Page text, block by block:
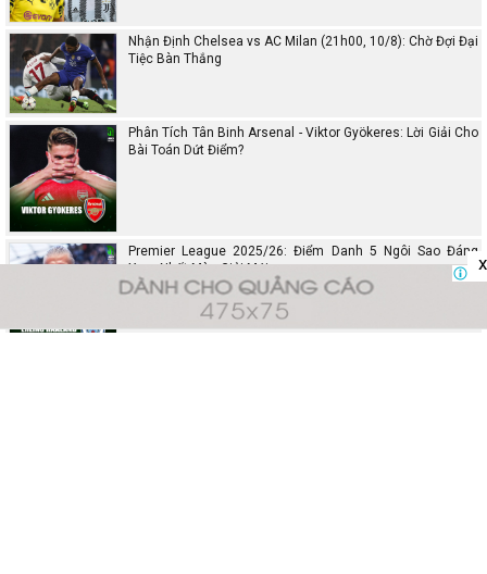
Nhận Định Chelsea vs AC Milan (21h00, 10/8): Chờ Đợi Đại
Tiệc Bàn Thắng
Phân Tích Tân Binh Arsenal - Viktor Gyökeres: Lời Giải Cho
Bài Toán Dứt Điểm?
Premier League 2025/26: Điểm Danh 5 Ngôi Sao Đáng
Xem Nhất Mùa Giải Mới
x